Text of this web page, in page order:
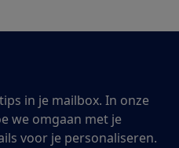
in je mailbox. In onze
we omgaan met je
voor je personaliseren.